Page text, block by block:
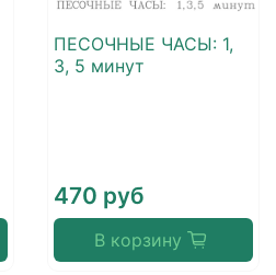
ПЕСОЧНЫЕ ЧАСЫ: 1,
3, 5 минут
470 руб
В корзину